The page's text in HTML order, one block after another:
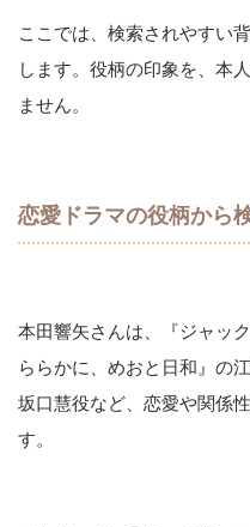
ここでは、検索されやすい
します。役柄の印象を、本
ません。
恋愛ドラマの役柄から
本田響矢さんは、『ジャッ
ららかに、めおと日和』の
坂口慧役など、恋愛や関係
す。